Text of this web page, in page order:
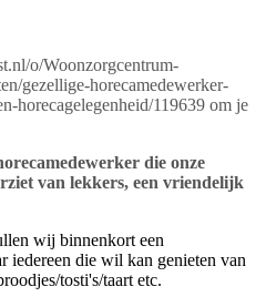
o/Woonzorgcentrum-
gezellige-horecamedewerker-
horecagelegenheid/119639 om je
die onze
van lekkers, een vriendelijk
wij binnenkort een
iedereen die wil kan genieten van
tosti's/taart etc.